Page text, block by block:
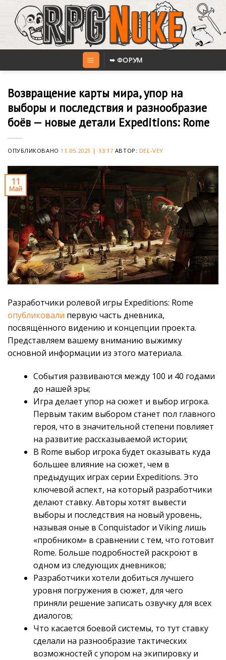
content
➥ ФОРУМ
Возвращение карты мира, упор на
выборы и последствия и разнообразие
боёв — новые детали Expeditions: Rome
ОПУБЛИКОВАНО 11.05.2021 | 13:17 АВТОР: DEL-VEY
11
Май
Разработчики ролевой игры Expeditions: Rome
опубликовали первую часть дневника,
посвящённого видению и концепции проекта.
Представляем вашему вниманию выжимку
основной информации из этого материала.
События развиваются между 100 и 40 годами
до нашей эры;
Игра делает упор на сюжет и выбор игрока.
Первым таким выбором станет пол главного
героя, что в значительной степени повлияет
на развитие рассказываемой истории;
В Rome выбор игрока будет оказывать куда
большее влияние на сюжет, чем в
предыдущих играх серии Expeditions. Это
ключевой аспект, на который разработчики
делают ставку. Авторы хотят вывести
выборы и последствия на новый уровень,
называя оные в Conquistador и Viking лишь
«пробником» в сравнении с тем, что готовит
Rome. Больше подробностей раскроют в
одном из следующих дневников;
Разработчики хотели добиться лучшего
уровня погружения в сюжет, для чего
приняли решение записать озвучку для всех
диалогов;
Что касается боевой системы, то тут ставку
сделали на разнообразие тактических
возможностей с упором на экипировку и